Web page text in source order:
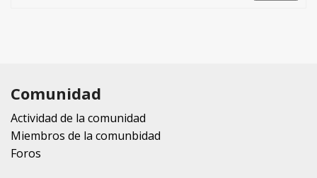
Comunidad
Actividad de la comunidad
Miembros de la comunbidad
Foros